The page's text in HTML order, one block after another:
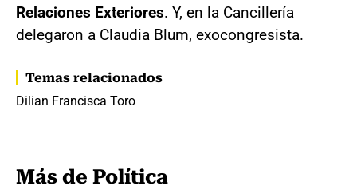
Relaciones Exteriores. Y, en la Cancillería
delegaron a Claudia Blum, exocongresista.
Temas relacionados
Dilian Francisca Toro
Más de Política